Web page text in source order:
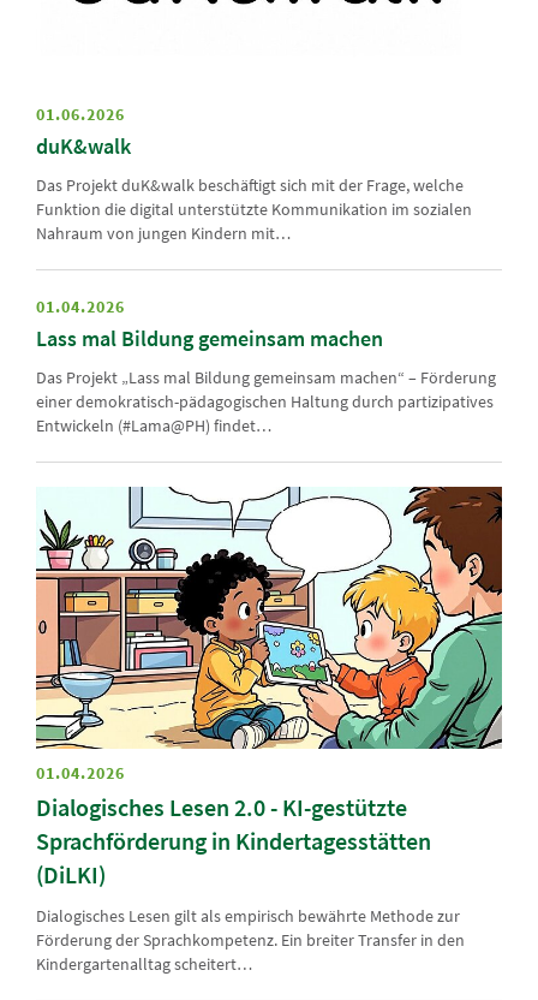
01.06.2026
duK&walk
Das Projekt duK&walk beschäftigt sich mit der Frage, welche
Funktion die digital unterstützte Kommunikation im sozialen
Nahraum von jungen Kindern mit…
01.04.2026
Lass mal Bildung gemeinsam machen
Das Projekt „Lass mal Bildung gemeinsam machen“ – Förderung
einer demokratisch-pädagogischen Haltung durch partizipatives
Entwickeln (#Lama@PH) findet…
01.04.2026
Dialogisches Lesen 2.0 - KI-gestützte
Sprachförderung in Kindertagesstätten
(DiLKI)
Dialogisches Lesen gilt als empirisch bewährte Methode zur
Förderung der Sprachkompetenz. Ein breiter Transfer in den
Kindergartenalltag scheitert…